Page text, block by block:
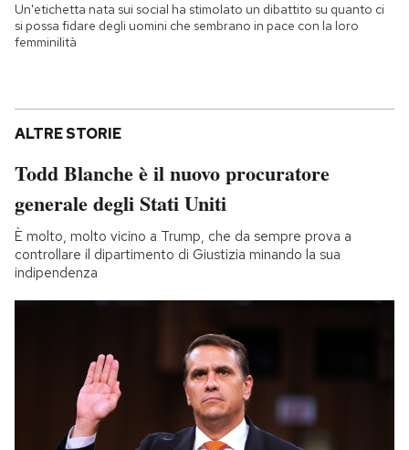
Un'etichetta nata sui social ha stimolato un dibattito su quanto ci
si possa fidare degli uomini che sembrano in pace con la loro
femminilità
ALTRE STORIE
Todd Blanche è il nuovo procuratore
generale degli Stati Uniti
È molto, molto vicino a Trump, che da sempre prova a
controllare il dipartimento di Giustizia minando la sua
indipendenza